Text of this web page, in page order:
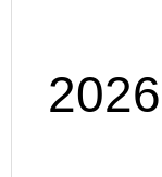
2026